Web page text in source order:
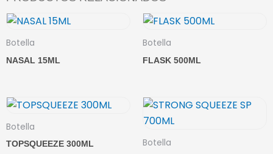
Botella
NASAL 15ML
Botella
FLASK 500ML
Botella
TOPSQUEEZE 300ML Botella